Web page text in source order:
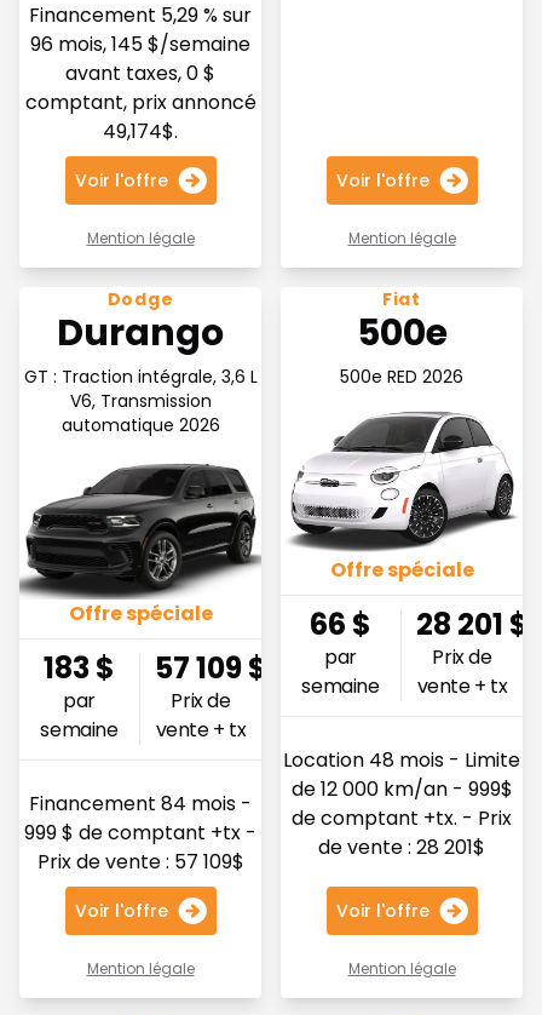
Financement 5,29 % sur
96 mois, 145 $/semaine
avant taxes, 0 $
comptant, prix annoncé
49,174$.
Voir l'offre
Mention légale
Voir l'offre
Mention légale
Voir l'offre 183$ par semaine
Dodge
Durango
GT : Traction intégrale, 3,6 L
V6, Transmission
automatique 2026
Offre spéciale
183$
par
semaine
57 109$
Prix de
vente + tx
Financement 84 mois -
999 $ de comptant +tx -
Prix de vente : 57 109$
Voir l'offre
Mention légale
Voir l'offre 66$ par semaine
Fiat
500e
500e RED 2026
Offre spéciale
66 $
par
semaine
28 201 $
Prix de
vente + tx
Location 48 mois - Limite
de 12 000 km/an - 999$
de comptant +tx. - Prix
de vente : 28 201$
Voir l'offre
Mention légale